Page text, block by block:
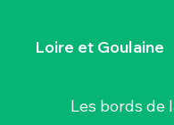
Loire et Goulaine
Les bords de
Mer, 44450